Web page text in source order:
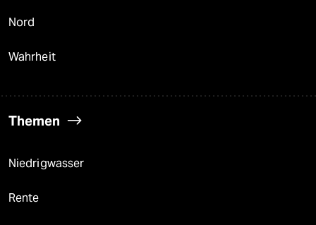
Nord
Wahrheit
Themen
Niedrigwasser
Rente